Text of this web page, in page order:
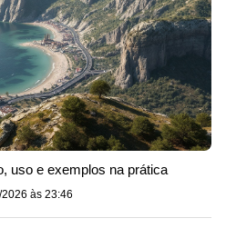
uso e exemplos na prática
às 23:46